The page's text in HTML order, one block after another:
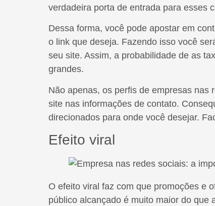
verdadeira porta de entrada para esses
Dessa forma, você pode apostar em
o link que deseja. Fazendo isso você
seu site. Assim, a probabilidade de as
grandes.
Não apenas, os perfis de empresas nas
site nas informações de contato.
direcionados para onde você desejar.
Efeito viral
O efeito viral faz com que promoções e
público alcançado é muito maior do que